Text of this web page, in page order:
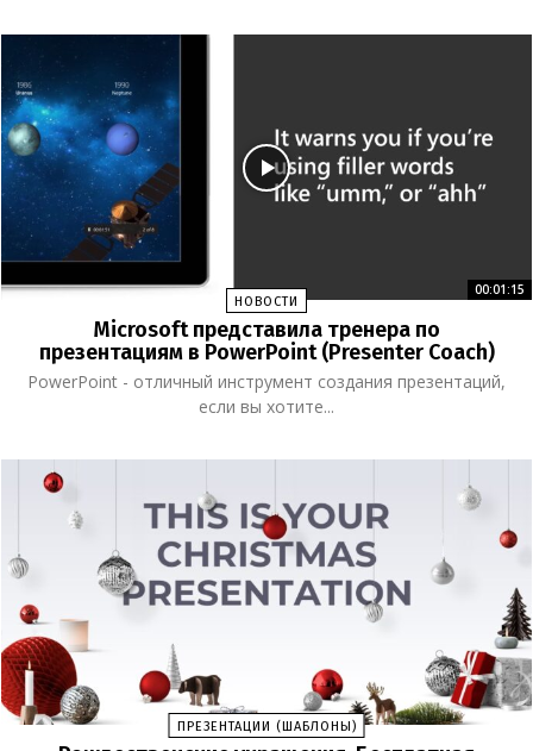
НОВОСТИ
00:01:15
Microsoft представила тренера по
презентациям в PowerPoint (Presenter Coach)
PowerPoint - отличный инструмент создания презентаций,
если вы хотите...
ПРЕЗЕНТАЦИИ (ШАБЛОНЫ)